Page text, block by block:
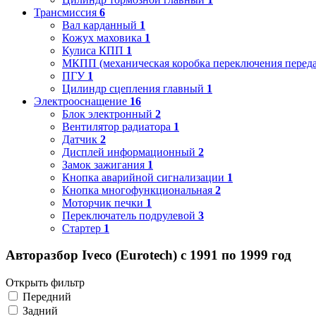
Трансмиссия 6
Вал карданный 1
Кожух маховика 1
Кулиса КПП 1
МКПП (механическая коробка переключения
ПГУ 1
Цилиндр сцепления главный 1
Электрооснащение 16
Блок электронный 2
Вентилятор радиатора 1
Датчик 2
Дисплей информационный 2
Замок зажигания 1
Кнопка аварийной сигнализации 1
Кнопка многофункциональная 2
Моторчик печки 1
Переключатель подрулевой 3
Стартер 1
Авторазбор Iveco (Eurotech) с 1991 по 1999 год
Открыть фильтр
Передний
Задний